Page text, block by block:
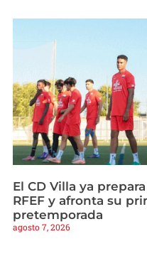
El CD Villa ya
RFEF y afronta su
pretemporada
agosto 7, 2026